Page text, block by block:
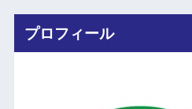
プロフィール